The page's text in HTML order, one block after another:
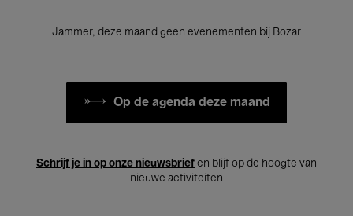
Jammer, deze maand geen evenementen bij Bozar
Op de agenda deze maand
Schrijf je in op onze nieuwsbrief en blijf op de hoogte van
nieuwe activiteiten